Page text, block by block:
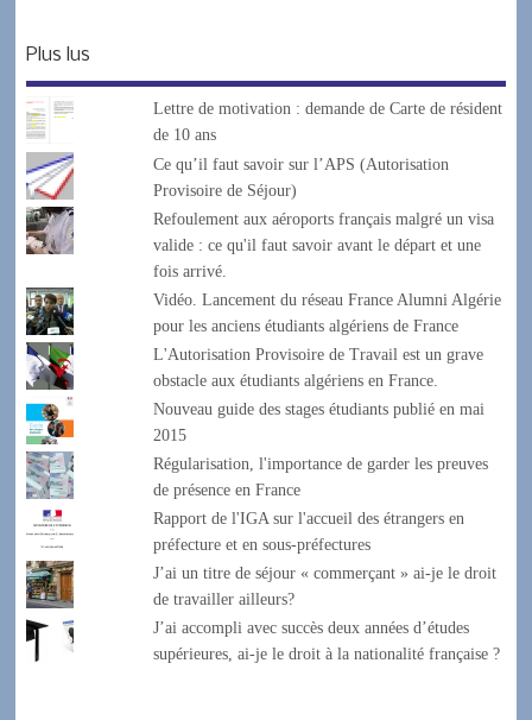
Plus lus
Lettre de motivation : demande de Carte de résident
de 10 ans
Ce qu’il faut savoir sur l’APS (Autorisation
Provisoire de Séjour)
Refoulement aux aéroports français malgré un visa
valide : ce qu'il faut savoir avant le départ et une
fois arrivé.
Vidéo. Lancement du réseau France Alumni Algérie
pour les anciens étudiants algériens de France
L'Autorisation Provisoire de Travail est un grave
obstacle aux étudiants algériens en France.
Nouveau guide des stages étudiants publié en mai
2015
Régularisation, l'importance de garder les preuves
de présence en France
Rapport de l'IGA sur l'accueil des étrangers en
préfecture et en sous-préfectures
J’ai un titre de séjour « commerçant » ai-je le droit
de travailler ailleurs?
J’ai accompli avec succès deux années d’études
supérieures, ai-je le droit à la nationalité française ?